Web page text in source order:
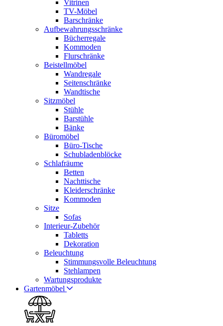
Vitrinen
TV-Möbel
Barschränke
Aufbewahrungsschränke
Bücherregale
Kommoden
Flurschränke
Beistellmöbel
Wandregale
Seitenschränke
Wandtische
Sitzmöbel
Stühle
Barstühle
Bänke
Büromöbel
Büro-Tische
Schubladenblöcke
Schlafräume
Betten
Nachttische
Kleiderschränke
Kommoden
Sitze
Sofas
Interieur-Zubehör
Tabletts
Dekoration
Beleuchtung
Stimmungsvolle Beleuchtung
Stehlampen
Wartungsprodukte
Gartenmöbel